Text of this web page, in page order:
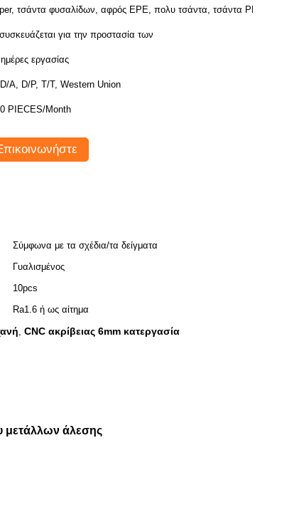
τσάντα φυσαλίδων, αφρός EPE, πολυ τσάντα, τσάντα PP
για την προστασία των
εργασίας
A, D/P, T/T, Western Union
PIECES/Month
Σύμφωνα με τα σχέδια/τα δείγματα
Γυαλισμένος
10pcs
Ra1.6 ή ως αίτημα
, CNC ακρίβειας 6mm κατεργασία
μετάλλων άλεσης